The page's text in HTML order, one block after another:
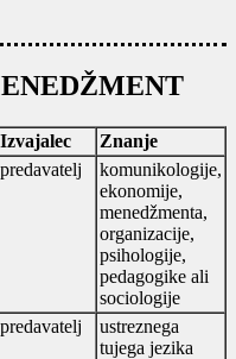
Izvajalec
Znanje
predavatelj
komunikologije,
ekonomije,
menedžmenta,
organizacije,
psihologije,
pedagogike ali
sociologije
predavatelj
ustreznega
tujega jezika